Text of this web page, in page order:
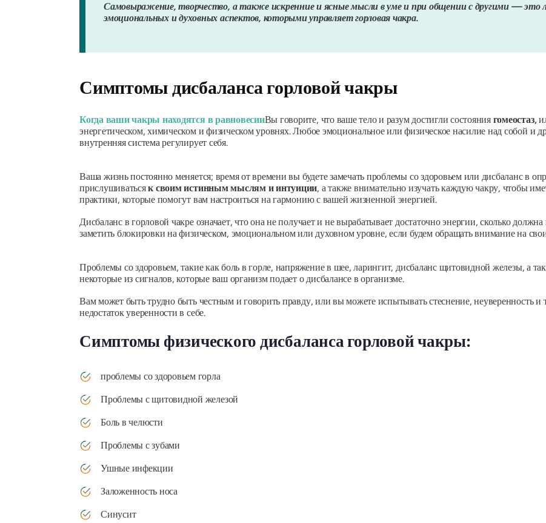
Самовыражение, творчество, а также искренние и ясные мысли в уме и при общении с другими — это
эмоциональных и духовных аспектов, которыми управляет горловая чакра.
Симптомы дисбаланса горловой чакры
Когда ваши чакры находятся в равновесииВы говорите, что ваше тело и разум достигли состояния гомеостаз,
энергетическом, химическом и физическом уровнях. Любое эмоциональное или физическое насилие над собой и
внутренняя система регулирует себя.
Ваша жизнь постоянно меняется; время от времени вы будете замечать проблемы со здоровьем или дисбаланс в
прислушиватьсяк своим истинным мыслям и интуиции, а также внимательно изучать каждую чакру, чтобы
практики, которые помогут вам настроиться на гармонию с вашей жизненной энергией.
Дисбаланс в горловой чакре означает, что она не получает и не вырабатывает достаточно энергии, сколько
заметить блокировки на физическом, эмоциональном или духовном уровне, если будем обращать внимание на
Проблемы со здоровьем, такие как боль в горле, напряжение в шее, ларингит, дисбаланс щитовидной железы, а
некоторые из сигналов, которые ваш организм подает о дисбалансе в организме.
Вам может быть трудно быть честным и говорить правду, или вы можете испытывать стеснение, неуверенность и
недостаток уверенности в себе.
Симптомы физического дисбаланса горловой чакры:
проблемы со здоровьем горла
Проблемы с щитовидной железой
Боль в челюсти
Проблемы с зубами
Ушные инфекции
Заложенность носа
Синусит